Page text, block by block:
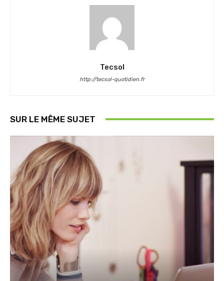
Tecsol
http://tecsol-quotidien.fr
SUR LE MÊME SUJET